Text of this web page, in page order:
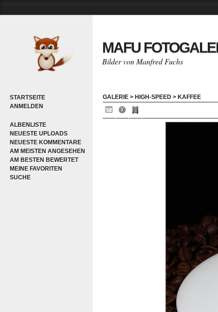
STARTSEITE
ANMELDEN
ALBENLISTE
NEUESTE UPLOADS
NEUESTE KOMMENTARE
AM MEISTEN ANGESEHEN
AM BESTEN BEWERTET
MEINE FAVORITEN
SUCHE
MAFU
Bilder von Manfred Fuchs
GALERIE > HIGH-SPEED > KAFFEE